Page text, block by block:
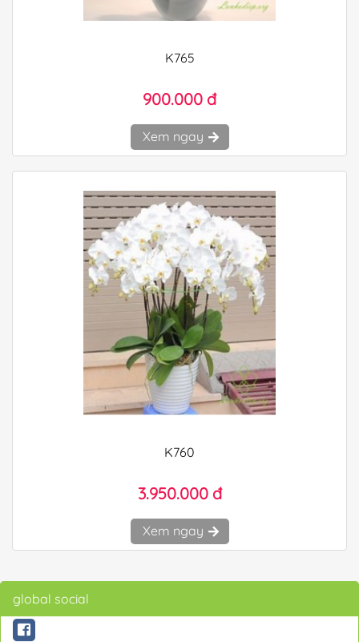
K765
900.000 đ
Xem ngay
K760
3.950.000 đ
Xem ngay
global social